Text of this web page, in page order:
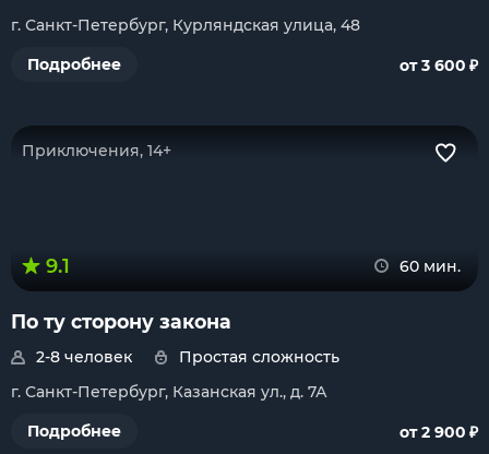
г. Санкт-Петербург, Курляндская улица, 48
Подробнее
от 3 600 ₽
Приключения, 14+
9.1 60 мин.
По ту сторону закона
2-8 человек
Простая сложность
г. Санкт-Петербург, Казанская ул., д. 7А
Подробнее
от 2 900 ₽